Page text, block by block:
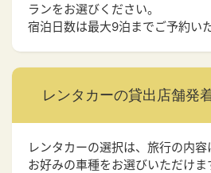
ランをお選びください。
宿泊日数は最大9泊までご予約い
レンタカーの貸出店舗発
レンタカーの選択は、旅行の内容
お好みの車種をお選びいただけま